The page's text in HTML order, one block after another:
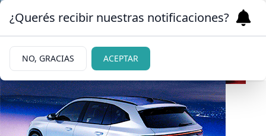
02/06/2026
¿Querés recibir nuestras notificaciones?
NO, GRACIAS ACEPTAR